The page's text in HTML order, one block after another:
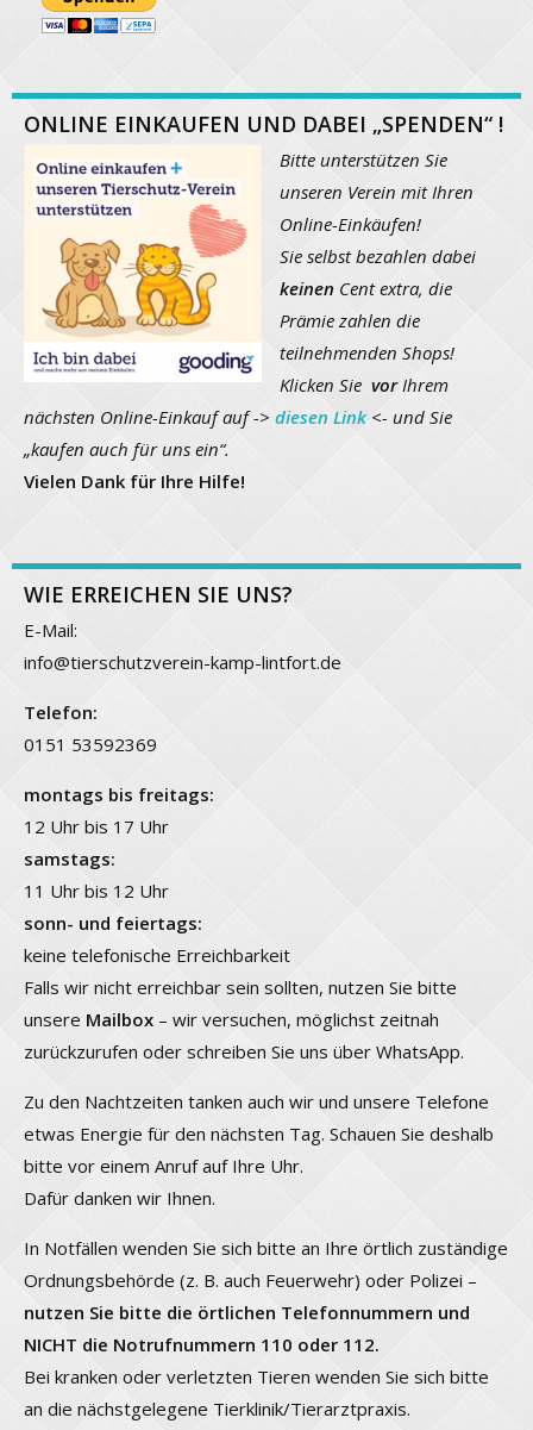
ONLINE EINKAUFEN UND DABEI „SPENDEN“ !
Bitte unterstützen Sie
unseren Verein mit Ihren
Online-Einkäufen!
Sie selbst bezahlen dabei
keinen Cent extra, die
Prämie zahlen die
teilnehmenden Shops!
Klicken Sie vorIhrem
nächsten Online-Einkauf auf -> diesen Link<- und Sie
„kaufen auch für uns ein“.
Vielen Dank für Ihre Hilfe!
WIE ERREICHEN SIE UNS?
E-Mail:
info@tierschutzverein-kamp-lintfort.de
Telefon:
0151 53592369
montags bis freitags:
12 Uhr bis 17 Uhr
samstags:
11 Uhr bis 12 Uhr
sonn- und feiertags:
keine telefonische Erreichbarkeit
Falls wir nicht erreichbar sein sollten, nutzen Sie bitte
unsere Mailbox – wir versuchen, möglichst zeitnah
zurückzurufen oder schreiben Sie uns über WhatsApp.
Zu den Nachtzeiten tanken auch wir und unsere Telefone
etwas Energie für den nächsten Tag. Schauen Sie deshalb
bitte vor einem Anruf auf Ihre Uhr.
Dafür danken wir Ihnen.
In Notfällen wenden Sie sich bitte an Ihre örtlich zuständige
Ordnungsbehörde (z. B. auch Feuerwehr) oder Polizei –
nutzen Sie bitte die örtlichen Telefonnummern und
NICHT die Notrufnummern 110 oder 112.
Bei kranken oder verletzten Tieren wenden Sie sich bitte
an die nächstgelegene Tierklinik/Tierarztpraxis.